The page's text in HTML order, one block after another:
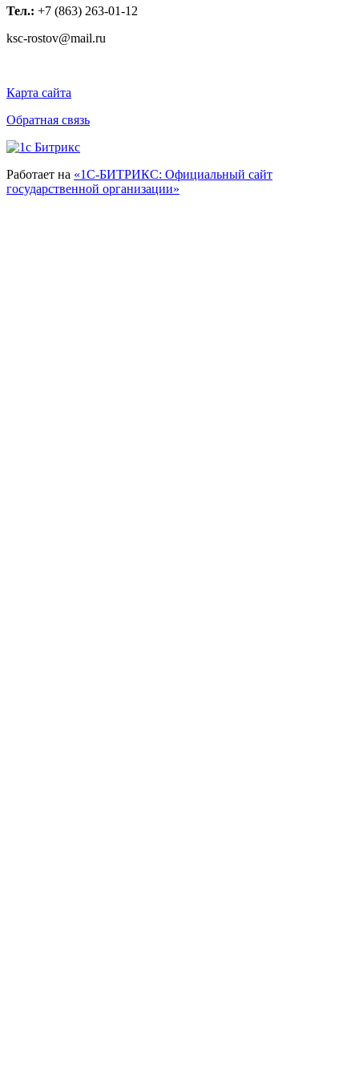
Тел.: +7 (863) 263-01-12
ksc-rostov@mail.ru
Карта сайта
Обратная связь
Работает на «1С-БИТРИКС: Официальный сайт
государственной организации»